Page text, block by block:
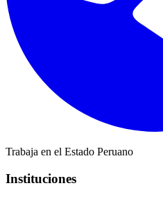
Trabaja en el Estado Peruano
Instituciones